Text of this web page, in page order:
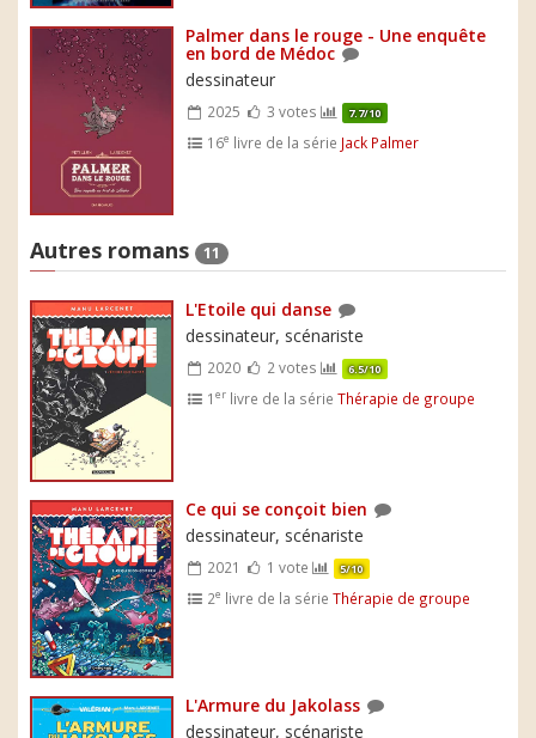
Palmer dans le rouge - Une enquête
en bord de Médoc
dessinateur
2025 3 votes 7.7/10
16e livre de la série Jack Palmer
Autres romans 11
L'Etoile qui danse
dessinateur, scénariste
2020 2 votes 6.5/10
1er livre de la sérieThérapie de groupe
Ce qui se conçoit bien
dessinateur, scénariste
2021 1 vote 5/10
2e livre de la sérieThérapie de groupe
L'Armure du Jakolass
dessinateur, scénariste